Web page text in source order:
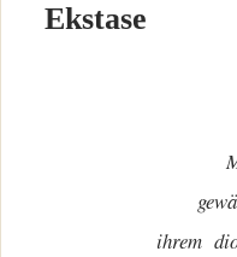
Ekstase
ihrem